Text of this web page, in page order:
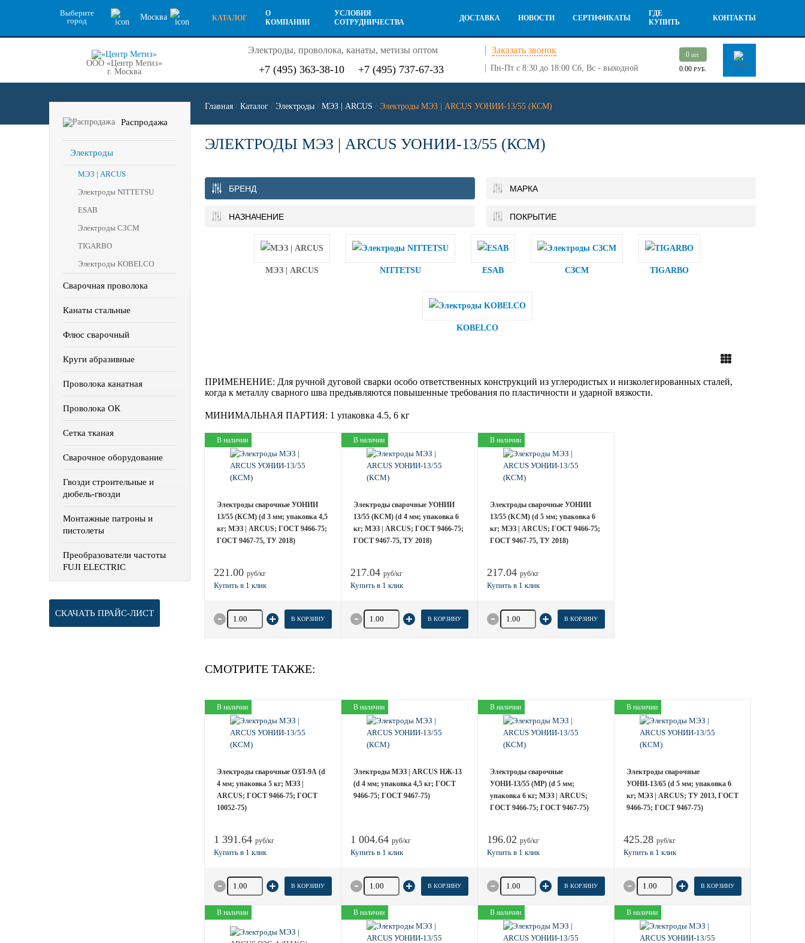
Выберите
город
Москва КАТАЛОГ
О
КОМПАНИИ
УСЛОВИЯ
СОТРУДНИЧЕСТВА
ДОСТАВКА НОВОСТИ СЕРТИФИКАТЫ
ГДЕ
КУПИТЬ
КОНТАКТЫ
ООО «Центр Метиз»
г. Москва
Электроды, проволока, канаты, метизы оптом Заказать звонок
+7 (495) 363-38-10 +7 (495) 737-67-33 Пн-Пт с 8:30 до 18:00 Сб, Вс - выходной
0шт.
0.00 РУБ.
Распродажа
Электроды
МЭЗ | ARCUS
Электроды NITTETSU
ESAB
Электроды СЗСМ
TIGARBO
Электроды KOBELCO
Сварочная проволока
Канаты стальные
Флюс сварочный
Круги абразивные
Проволока канатная
Проволока ОК
Сетка тканая
Сварочное оборудование
Гвозди строительные и
дюбель-гвозди
Монтажные патроны и
пистолеты
Преобразователи частоты
FUJI ELECTRIC
СКАЧАТЬ ПРАЙС-ЛИСТ
Главная / Каталог / Электроды / МЭЗ | ARCUS / Электроды МЭЗ | ARCUS УОНИИ-13/55 (КСМ)
ЭЛЕКТРОДЫ МЭЗ | ARCUS УОНИИ-13/55 (КСМ)
БРЕНД МАРКА
НАЗНАЧЕНИЕ ПОКРЫТИЕ
МЭЗ | ARCUS NITTETSU ESAB СЗСМ TIGARBO
KOBELCO
ПРИМЕНЕНИЕ: Для ручной дуговой сварки особо ответственных конструкций из углеродистых и низколегированных сталей,
когда к металлу сварного шва предъявляются повышенные требования по пластичности и ударной вязкости.
МИНИМАЛЬНАЯ ПАРТИЯ: 1 упаковка 4.5, 6 кг
В наличии
Электроды сварочные УОНИИ
13/55 (КСМ) (d 3 мм; упаковка 4,5
кг; МЭЗ | ARCUS; ГОСТ 9466-75;
ГОСТ 9467-75, ТУ 2018)
221.00 руб/кг
Количество товара В КОРЗИНУ
В наличии
Электроды сварочные УОНИИ
13/55 (КСМ) (d 4 мм; упаковка 6
кг; МЭЗ | ARCUS; ГОСТ 9466-75;
ГОСТ 9467-75, ТУ 2018)
217.04 руб/кг
Количество товара В КОРЗИНУ
В наличии
Электроды сварочные УОНИИ
13/55 (КСМ) (d 5 мм; упаковка 6
кг; МЭЗ | ARCUS; ГОСТ 9466-75;
ГОСТ 9467-75, ТУ 2018)
217.04 руб/кг
Количество товара В КОРЗИНУ
СМОТРИТЕ ТАКЖЕ:
В наличии
Электроды сварочные ОЗЛ-9А (d
4 мм; упаковка 5 кг; МЭЗ |
ARCUS; ГОСТ 9466-75; ГОСТ
10052-75)
1 391.64 руб/кг
Количество товара В КОРЗИНУ
В наличии
Электроды МЭЗ | ARCUS НЖ-13
(d 4 мм; упаковка 4,5 кг; ГОСТ
9466-75; ГОСТ 9467-75)
1 004.64 руб/кг
Количество товара В КОРЗИНУ
В наличии
Электроды сварочные
УОНИ-13/55 (МР) (d 5 мм;
упаковка 6 кг; МЭЗ | ARCUS;
ГОСТ 9466-75; ГОСТ 9467-75)
196.02 руб/кг
Количество товара В КОРЗИНУ
В наличии
Электроды сварочные
УОНИ-13/65 (d 5 мм; упаковка 6
кг; МЭЗ | ARCUS; ТУ 2013, ГОСТ
9466-75; ГОСТ 9467-75)
425.28 руб/кг
Количество товара В КОРЗИНУ
В наличии В наличии В наличии В наличии